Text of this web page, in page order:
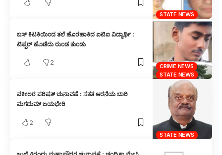
STATE NEWS
CRIME NEWS
STATE NEWS
ಬಸ್ ಕಿಟಕಿಯಿಂದ ತಲೆ ಹೊರಹಾಕಿದ ಐಟಿಐ ವಿದ್ಯಾರ್ಥಿ :
ಟಿಪ್ಪರ್ ಹೊಡೆದು ರುಂಡ ತುಂಡು
2
STATE NEWS
ವಕೀಲರ ಪರಿಷತ್ ಚುನಾವಣೆ : ಸತತ ಆರನೆಯ ಬಾರಿ
ಮಗದುಮ್ ಜಯಭೇರಿ
2